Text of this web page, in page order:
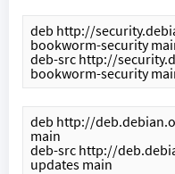
deb http://
bookworm-security
deb-src http://
bookworm-security
deb http://
main
deb-src http://
updates main